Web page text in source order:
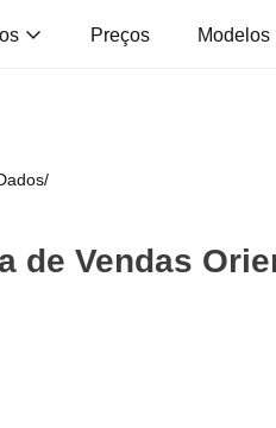
Preços Modelos
/
de Vendas